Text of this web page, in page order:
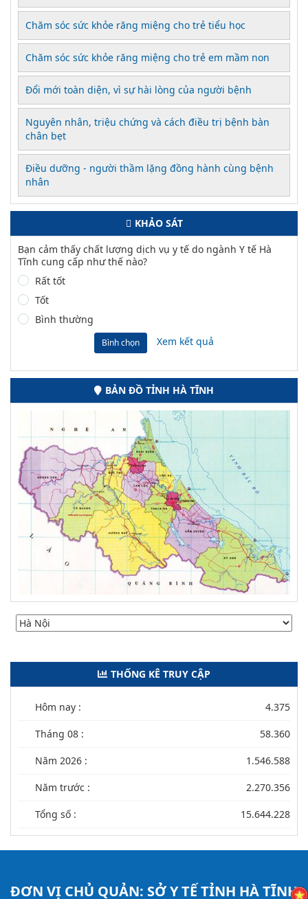
Chăm sóc sức khỏe răng miệng cho trẻ tiểu học
Chăm sóc sức khỏe răng miệng cho trẻ em mầm non
Đổi mới toàn diện, vì sự hài lòng của người bệnh
Nguyên nhân, triệu chứng và cách điều trị bệnh bàn
chân bẹt
Điều dưỡng - người thầm lặng đồng hành cùng bệnh
nhân
KHẢO SÁT
Bạn cảm thấy chất lượng dịch vụ y tế do ngành Y tế Hà
Tĩnh cung cấp như thế nào?
Rất tốt
Tốt
Bình thường
Bình chọn Xem kết quả
BẢN ĐỒ TỈNH HÀ TĨNH
THỐNG KÊ TRUY CẬP
Hôm nay : 4.375
Tháng 08 : 58.360
Năm 2026 : 1.546.588
Năm trước : 2.270.356
Tổng số : 15.644.228
ĐƠN VỊ CHỦ QUẢN: SỞ Y TẾ TỈNH HÀ TĨNH